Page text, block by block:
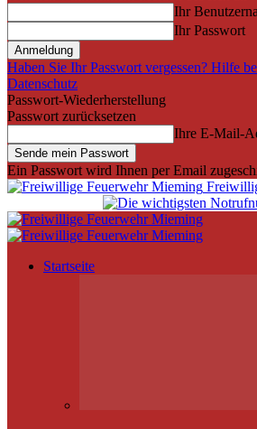
Ihr
Ihr Passwort
Haben Sie Ihr Passwort vergessen? Hilfe
Datenschutz
Passwort-Wiederherstellung
Passwort zurücksetzen
Ihre E-Mail-
Ein Passwort wird Ihnen per Email
Startseite